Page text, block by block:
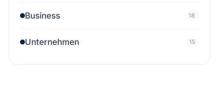
Business 18
Unternehmen 15